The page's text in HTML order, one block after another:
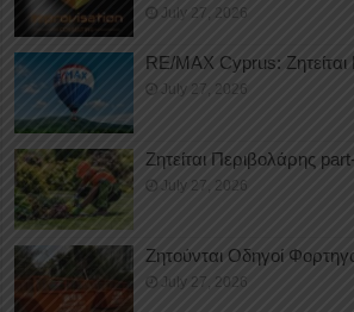
July 27, 2026
RE/MAX Cyprus:
July 27, 2026
Ζητείται Περιβολάρης
July 27, 2026
Ζητούνται Οδηγοί
July 27, 2026